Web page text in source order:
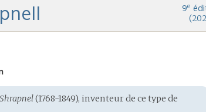
9e
(1768-1849), inventeur de ce type de